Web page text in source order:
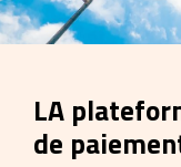
LA
de